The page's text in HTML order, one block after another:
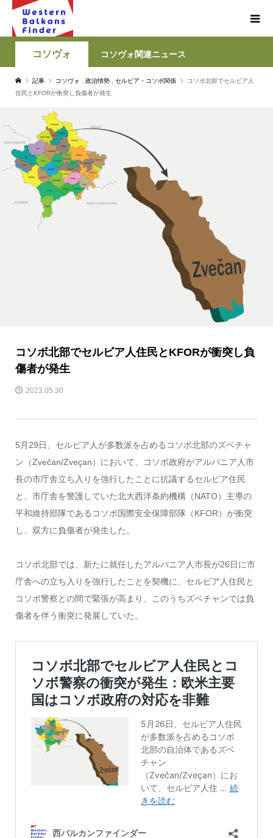
コソヴォ コソヴォ関連ニュース
記事 コソヴォ 政治情勢 セルビア・コソボ関係
コソボ北部でセルビア人
住民とKFORが衝突し負傷者が発生
コソボ北部でセルビア人住民とKFORが衝突し負
傷者が発生
2023.05.30
5月29日、セルビア人が多数派を占めるコソボ北部のズベチャ
ン（Zvečan/Zveçan）において、コソボ政府がアルバニア人市
長の市庁舎立ち入りを強行したことに抗議するセルビア住民
と、市庁舎を警護していた北大西洋条約機構（NATO）主導の
平和維持部隊であるコソボ国際安全保障部隊（KFOR）が衝突
し、双方に負傷者が発生した。
コソボ北部では、新たに就任したアルバニア人市長が26日に市
庁舎への立ち入りを強行したことを契機に、セルビア人住民と
コソボ警察との間で緊張が高まり、このうちズベチャンでは負
傷者を伴う衝突に発展していた。